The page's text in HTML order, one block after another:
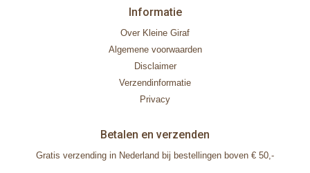
Informatie
Over Kleine Giraf
Algemene voorwaarden
Disclaimer
Verzendinformatie
Privacy
Betalen en verzenden
Gratis verzending in Nederland bij bestellingen boven € 50,-